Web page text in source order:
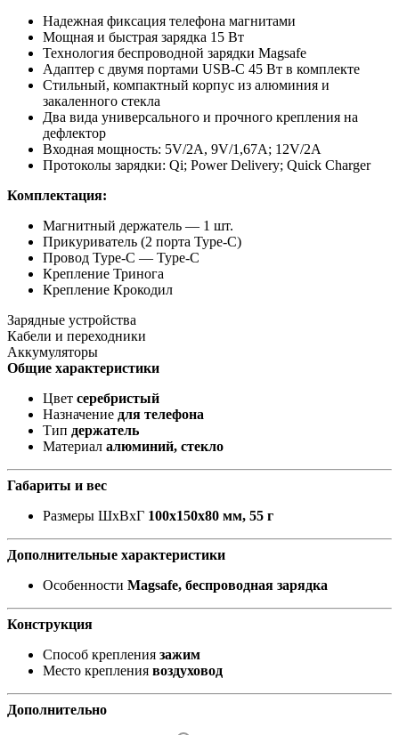
Надежная фиксация телефона магнитами
Мощная и быстрая зарядка 15 Вт
Технология беспроводной зарядки Magsafe
Адаптер с двумя портами USB-C 45 Вт в комплекте
Стильный, компактный корпус из алюминия и
закаленного стекла
Два вида универсального и прочного крепления на
дефлектор
Входная мощность: 5V/2А, 9V/1,67А; 12V/2А
Протоколы зарядки: Qi; Power Delivery; Quick Charger
Комплектация:
Магнитный держатель — 1 шт.
Прикуриватель (2 порта Type-C)
Провод Type-C — Type-C
Крепление Тринога
Крепление Крокодил
Зарядные устройства
Кабели и переходники
Аккумуляторы
Общие характеристики
Цвет серебристый
Назначение для телефона
Тип держатель
Материал алюминий, стекло
Габариты и вес
Размеры ШxВxГ 100х150х80 мм, 55 г
Дополнительные характеристики
Особенности Magsafe, беспроводная зарядка
Конструкция
Способ крепления зажим
Место крепления воздуховод
Дополнительно